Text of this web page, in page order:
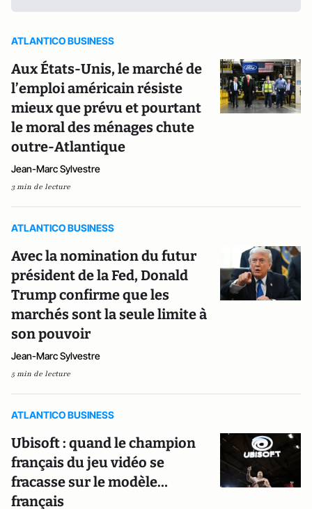
ATLANTICO BUSINESS
Aux États-Unis, le marché de
l’emploi américain résiste
mieux que prévu et pourtant
le moral des ménages chute
outre-Atlantique
Jean-Marc Sylvestre
3 min de lecture
ATLANTICO BUSINESS
Avec la nomination du futur
président de la Fed, Donald
Trump confirme que les
marchés sont la seule limite à
son pouvoir
Jean-Marc Sylvestre
5 min de lecture
ATLANTICO BUSINESS
Ubisoft : quand le champion
français du jeu vidéo se
fracasse sur le modèle…
français